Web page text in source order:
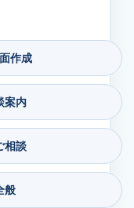
作成
案内
相談
般